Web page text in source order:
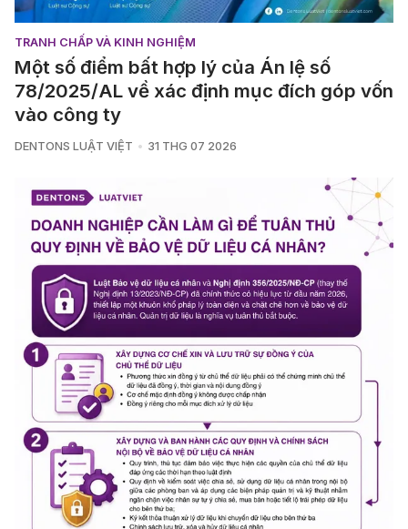
TRANH CHẤP VÀ KINH NGHIỆM
Một số điểm bất hợp lý của Án lệ số
78/2025/AL về xác định mục đích góp vốn
vào công ty
DENTONS LUẬT VIỆT 31 THG 07 2026